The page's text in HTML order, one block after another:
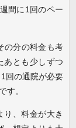
間に1回のペー
の分の料金も考
あとも少しずつ
回の通院が必要
す。
り、料金が大き